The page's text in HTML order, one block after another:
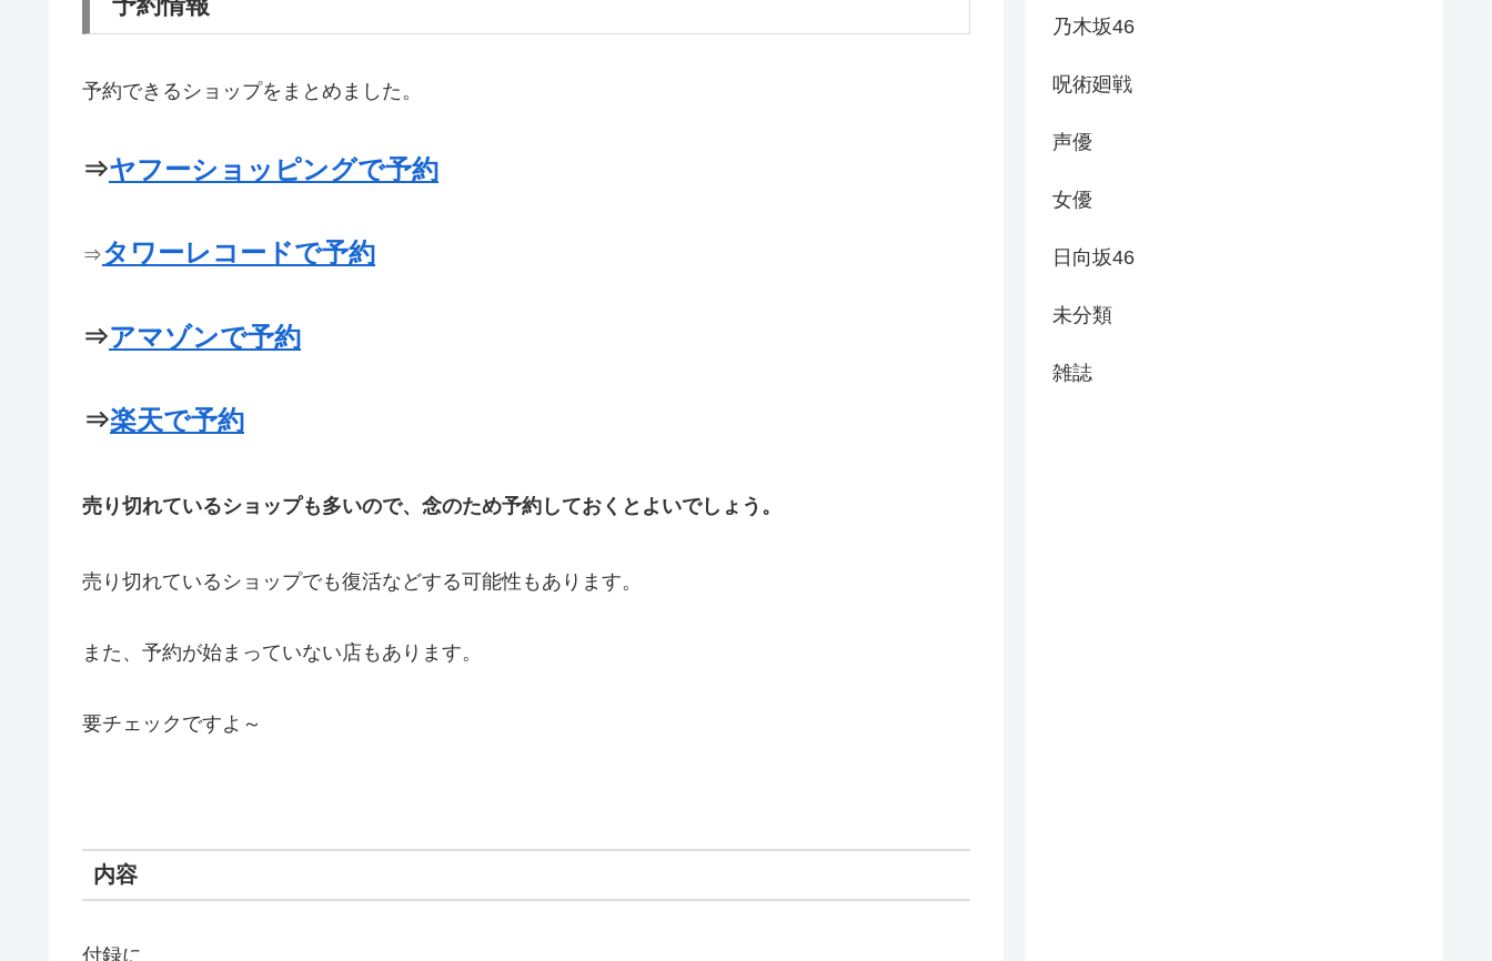
予約できるショップをまとめました。
⇒ヤフーショッピングで予約
⇒タワーレコードで予約
⇒アマゾンで予約
⇒楽天で予約
売り切れているショップも多いので、念のため予約しておくとよいでしょう。
売り切れているショップでも復活などする可能性もあります。
また、予約が始まっていない店もあります。
要チェックですよ～
内容
付録に
乃木坂46
呪術廻戦
声優
女優
日向坂46
未分類
雑誌